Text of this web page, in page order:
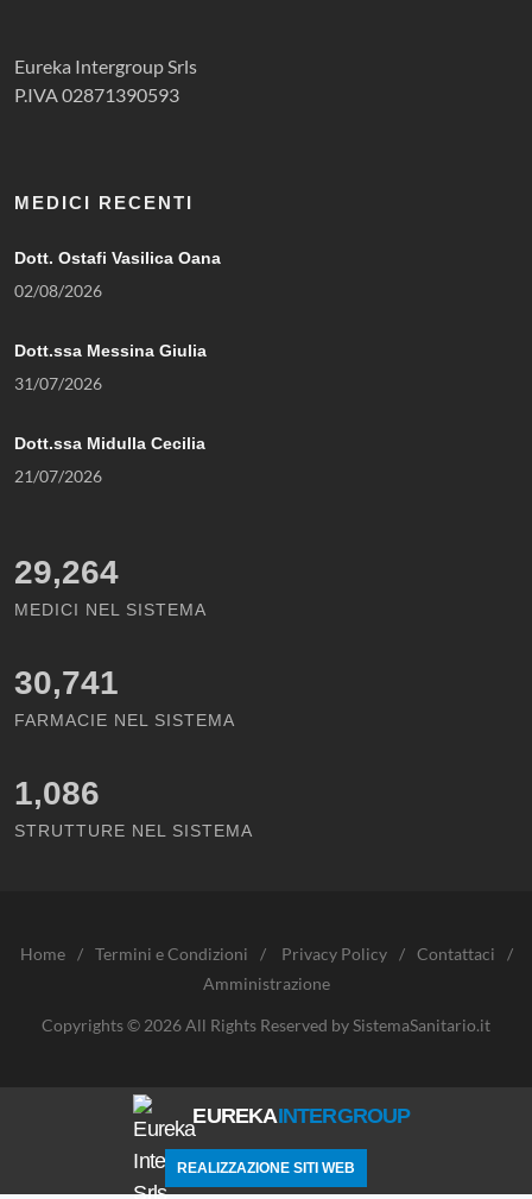
Eureka Intergroup Srls
P.IVA 02871390593
MEDICI RECENTI
Dott. Ostafi Vasilica Oana
02/08/2026
Dott.ssa Messina Giulia
31/07/2026
Dott.ssa Midulla Cecilia
21/07/2026
29,264
MEDICI NEL SISTEMA
30,741
FARMACIE NEL SISTEMA
1,086
STRUTTURE NEL SISTEMA
Home / Termini e Condizioni / Privacy Policy / Contattaci
/
Amministrazione
Copyrights © 2026 All Rights Reserved by SistemaSanitario.it
EUREKAINTERGROUP
REALIZZAZIONE SITI WEB